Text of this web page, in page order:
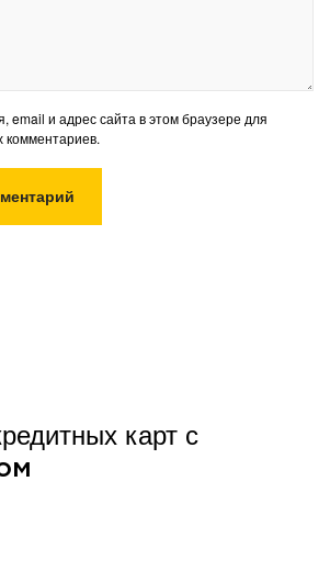
email и адрес сайта в этом браузере для
карт с